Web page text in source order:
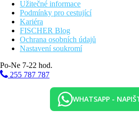
Plážová dovolená
Fotogalerie
Užitečné informace
Podmínky pro cestující
Kariéra
FISCHER Blog
Ochrana osobních údajů
Nastavení soukromí
Po-Ne 7-22 hod.
255 787 787
WHATSAPP -